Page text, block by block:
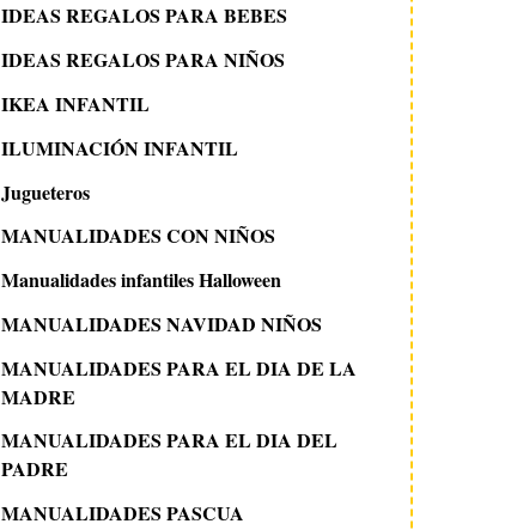
IDEAS REGALOS PARA BEBES
IDEAS REGALOS PARA NIÑOS
IKEA INFANTIL
ILUMINACIÓN INFANTIL
Jugueteros
MANUALIDADES CON NIÑOS
Manualidades infantiles Halloween
MANUALIDADES NAVIDAD NIÑOS
MANUALIDADES PARA EL DIA DE LA
MADRE
MANUALIDADES PARA EL DIA DEL
PADRE
MANUALIDADES PASCUA